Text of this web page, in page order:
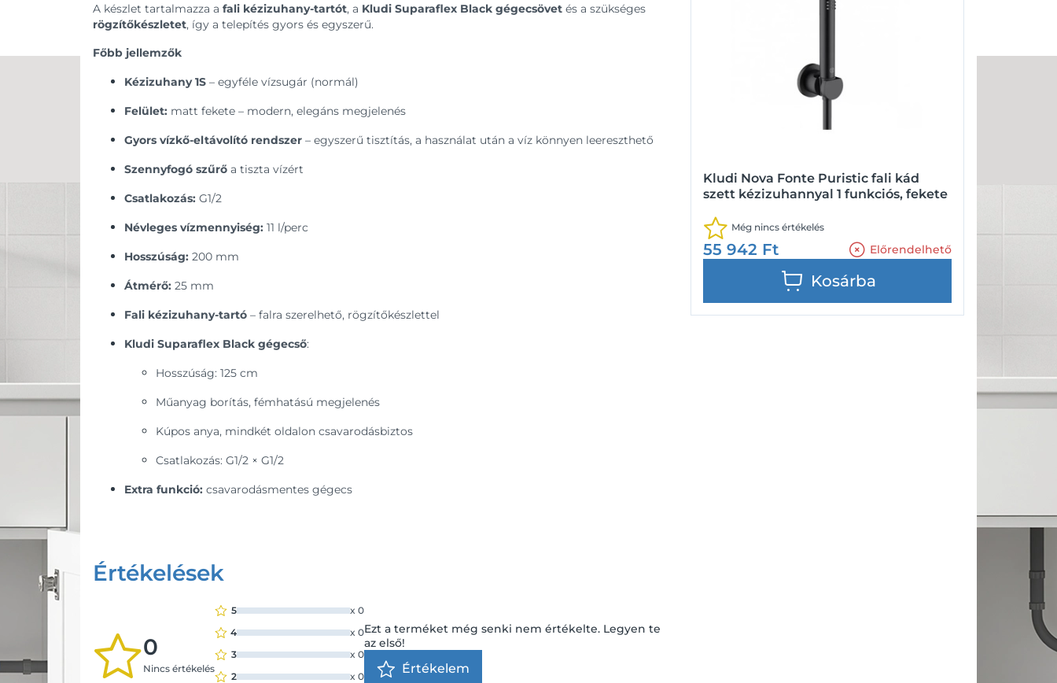
Kludi Nova Fonte Puristic fali kád
szett kézizuhannyal 1 funkciós, fekete
Még nincs értékelés
55 942 Ft Előrendelhető
Kosárba
A készlet tartalmazza a fali kézizuhany-tartót, a Kludi Suparaflex Black gégecsövet és a szükséges
rögzítőkészletet, így a telepítés gyors és egyszerű.
Főbb jellemzők
Kézizuhany 1S – egyféle vízsugár (normál)
Felület: matt fekete – modern, elegáns megjelenés
Gyors vízkő-eltávolító rendszer – egyszerű tisztítás, a használat után a víz könnyen leereszthető
Szennyfogó szűrő a tiszta vízért
Csatlakozás: G1/2
Névleges vízmennyiség: 11 l/perc
Hosszúság: 200 mm
Átmérő: 25 mm
Fali kézizuhany-tartó – falra szerelhető, rögzítőkészlettel
Kludi Suparaflex Black gégecső:
Hosszúság: 125 cm
Műanyag borítás, fémhatású megjelenés
Kúpos anya, mindkét oldalon csavarodásbiztos
Csatlakozás: G1/2 × G1/2
Extra funkció: csavarodásmentes gégecs
Értékelések
0
Nincs értékelés
5 x 0
4
x 0
3
x 0
2
x 0
Ezt a terméket még senki nem értékelte. Legyen te
az első!
Értékelem